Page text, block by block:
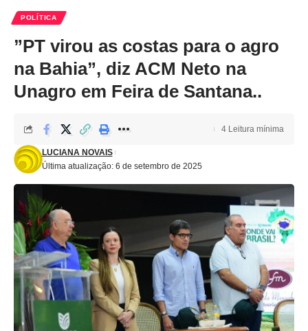
POLÍTICA
”PT virou as costas para o agro
na Bahia”, diz ACM Neto na
Unagro em Feira de Santana..
Última atualização: 6 de setembro de 2025
LUCIANA NOVAIS
4 Leitura mínima